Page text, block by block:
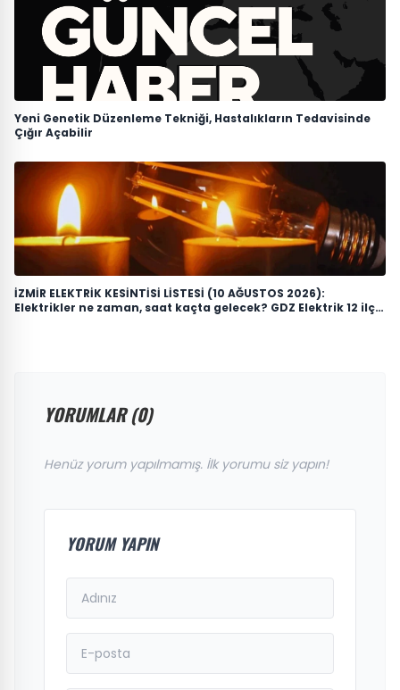
Yeni Genetik Düzenleme Tekniği, Hastalıkların Tedavisinde
Çığır Açabilir
İZMİR ELEKTRİK KESİNTİSİ LİSTESİ (10 AĞUSTOS 2026):
Elektrikler ne zaman, saat kaçta gelecek? GDZ Elektrik 12 ilçe
YORUMLAR (0)
Henüz yorum yapılmamış. İlk yorumu siz yapın!
YORUM YAPIN